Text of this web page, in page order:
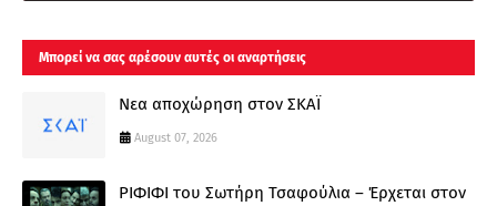
Μπορεί να σας αρέσουν αυτές οι αναρτήσεις
Νεα αποχώρηση στον ΣΚΑΪ
August 07, 2026
ΡΙΦΙΦΙ του Σωτήρη Τσαφούλια – Έρχεται στον